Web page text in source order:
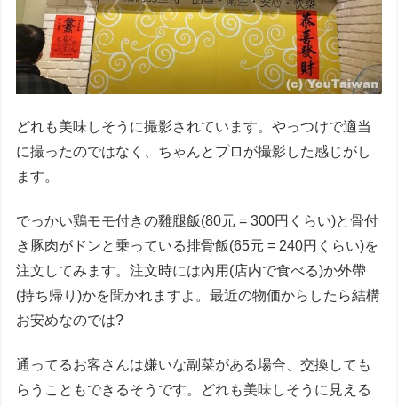
どれも美味しそうに撮影されています。やっつけで適当
に撮ったのではなく、ちゃんとプロが撮影した感じがし
ます。
でっかい鶏モモ付きの雞腿飯(80元 = 300円くらい)と骨付
き豚肉がドンと乗っている排骨飯(65元 = 240円くらい)を
注文してみます。注文時には內用(店内で食べる)か外帶
(持ち帰り)かを聞かれますよ。最近の物価からしたら結構
お安めなのでは?
通ってるお客さんは嫌いな副菜がある場合、交換しても
らうこともできるそうです。どれも美味しそうに見える